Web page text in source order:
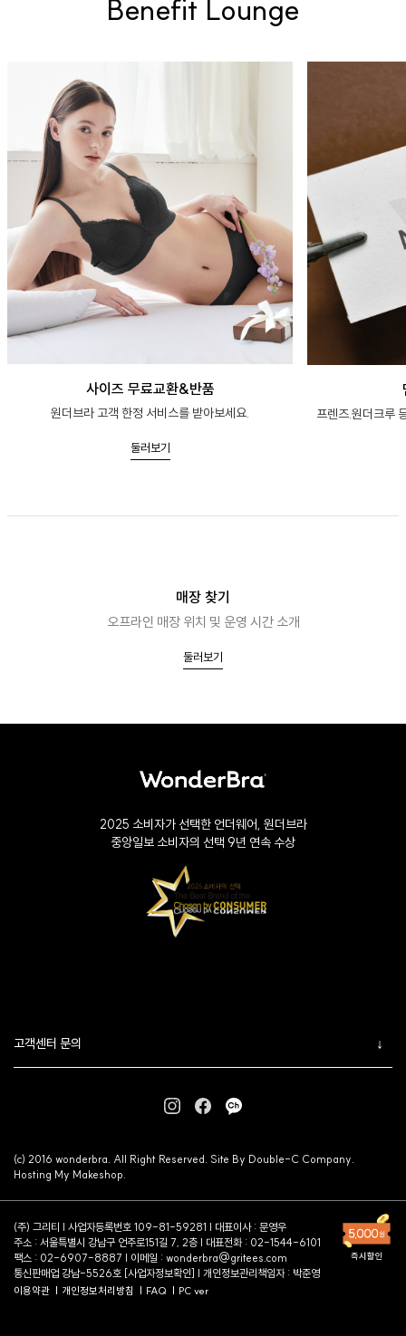
Benefit Lounge
사이즈 무료교환&반품
원더브라 고객 한정 서비스를 받아보세요.
둘러보기
프렌즈.원더크루
매장 찾기
오프라인 매장 위치 및 운영 시간 소개
둘러보기
2025 소비자가 선택한 언더웨어, 원더브라
중앙일보 소비자의 선택 9년 연속 수상
고객센터 문의
(c) 2016 wonderbra. All Right Reserved. Site By Double-C Company.
Hosting My Makeshop.
(주) 그리티 | 사업자등록번호 109-81-59281 | 대표이사 : 문영우
주소 : 서울특별시 강남구 언주로151길 7, 2층 | 대표전화 : 02-1544-6101
팩스 : 02-6907-8887 | 이메일 : wonderbra@gritees.com
통신판매업 강남-5526호 [사업자정보확인] | 개인정보관리책임자 : 박준영
이용약관 개인정보처리방침 FAQ PC ver